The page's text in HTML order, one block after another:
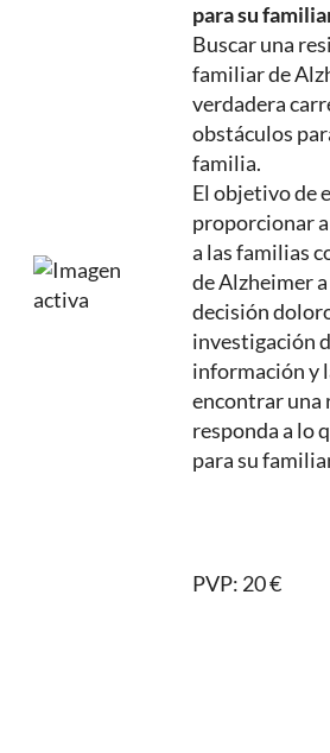
para su
Buscar una
familiar de
verdadera
obstáculos
familia.
El objetivo de
proporcionar
a las familias
de Alzheimer
decisión
investigación
información y
encontrar una
responda a lo
para su
PVP: 20 €